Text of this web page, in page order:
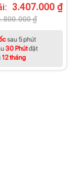
3.407.000 ₫
₫
sau 5 phút
30 Phútđặt
12 tháng